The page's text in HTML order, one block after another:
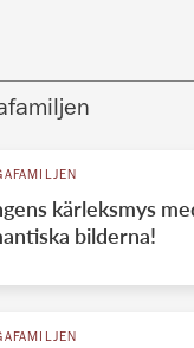
kärleksmys
bilderna!